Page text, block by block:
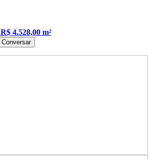
R$ 4.528,00 m²
Conversar